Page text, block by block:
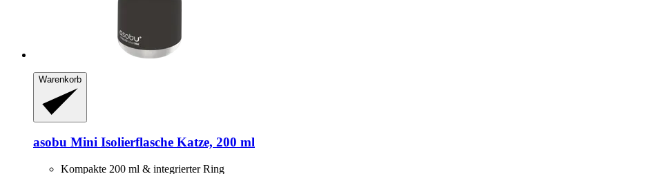
Warenkorb
asobu Mini Isolierflasche Katze, 200 ml
Kompakte 200 ml & integrierter Ring